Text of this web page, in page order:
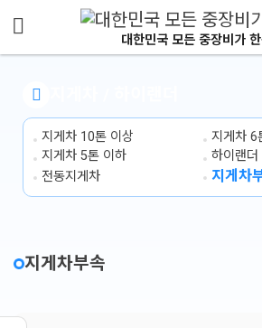
메뉴 건너뛰기
대한민국 모든 중장비가
지게차 10톤 이상
지게차 6
지게차 5톤 이하
하이랜더
전동지게차
지게차
지게차부속